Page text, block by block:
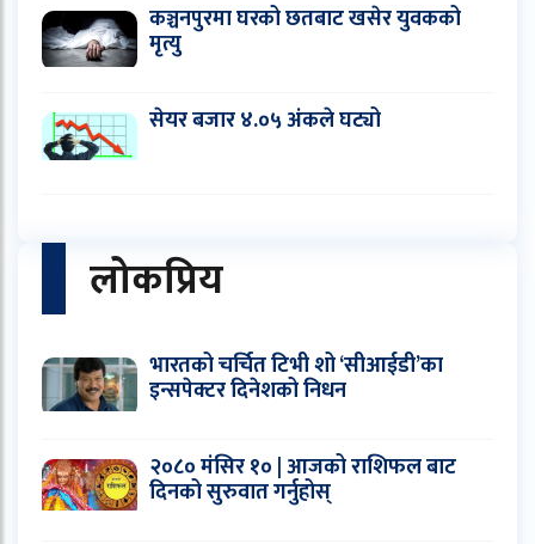
कञ्चनपुरमा घरको छतबाट खसेर युवकको
मृत्यु
सेयर बजार ४.०५ अंकले घट्यो
लोकप्रिय
भारतको चर्चित टिभी शो ‘सीआईडी’का
इन्सपेक्टर दिनेशको निधन
२०८० मंसिर १० | आजको राशिफल बाट
दिनको सुरुवात गर्नुहोस्